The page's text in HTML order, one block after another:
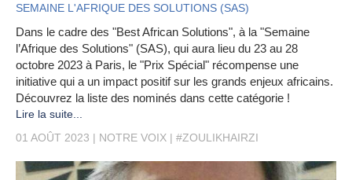
SEMAINE L'AFRIQUE DES SOLUTIONS (SAS)
Dans le cadre des "Best African Solutions", à la "Semaine
l’Afrique des Solutions" (SAS), qui aura lieu du 23 au 28
octobre 2023 à Paris, le "Prix Spécial" récompense une
initiative qui a un impact positif sur les grands enjeux africains.
Découvrez la liste des nominés dans cette catégorie !
Lire la suite...
01 AOÛT 2023
NOTRE VOIX #ZOULIKHAIRZI